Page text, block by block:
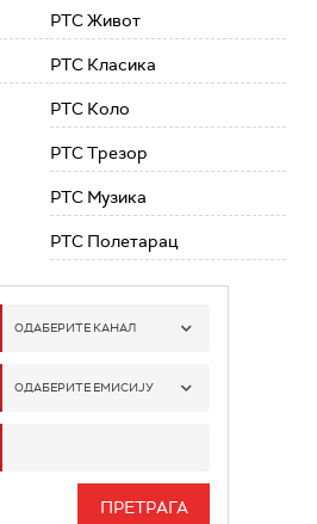
РТС Живот
РТС Класика
РТС Коло
РТС Трезор
РТС Музика
РТС Полетарац
ОДАБЕРИТЕ КАНАЛ
РТС 1
РТС 3
ОДАБЕРИТЕ ЕМИСИЈУ